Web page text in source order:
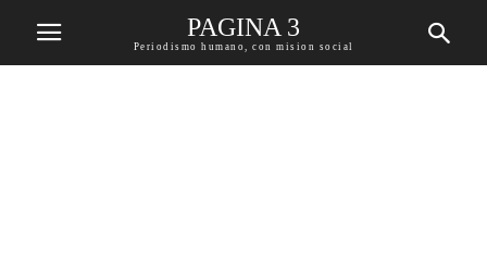
PAGINA 3
Periodismo humano, con mision social